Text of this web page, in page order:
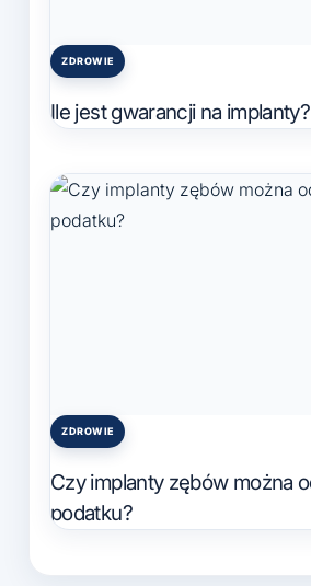
Posted
ZDROWIE
Ile jest gwarancji na implanty?
Posted
ZDROWIE
Czy implanty zębów można
podatku?